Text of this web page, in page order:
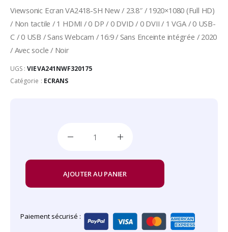
Viewsonic Ecran VA2418-SH New / 23.8″ / 1920×1080 (Full HD)
/ Non tactile / 1 HDMI / 0 DP / 0 DVID / 0 DVII / 1 VGA / 0 USB-
C / 0 USB / Sans Webcam / 16:9 / Sans Enceinte intégrée / 2020
/ Avec socle / Noir
UGS :VIEVA241NWF320175
Catégorie : ECRANS
AJOUTER AU PANIER
Paiement sécurisé :